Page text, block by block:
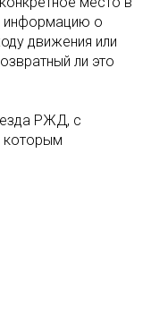
информацию о
движения или
ли это
РЖД, с
которым